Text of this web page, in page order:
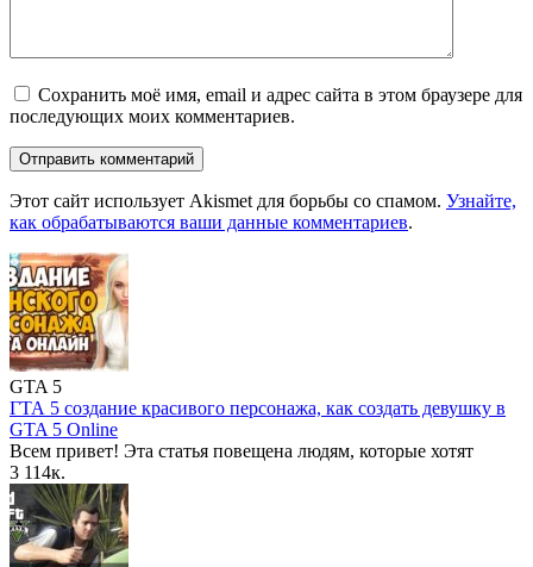
Сохранить моё имя, email и адрес сайта в этом браузере для
последующих моих комментариев.
Этот сайт использует Akismet для борьбы со спамом. Узнайте,
как обрабатываются ваши данные комментариев.
GTA 5
ГТА 5 создание красивого персонажа, как создать девушку в
GTA 5 Online
Всем привет! Эта статья повещена людям, которые хотят
3 114к.